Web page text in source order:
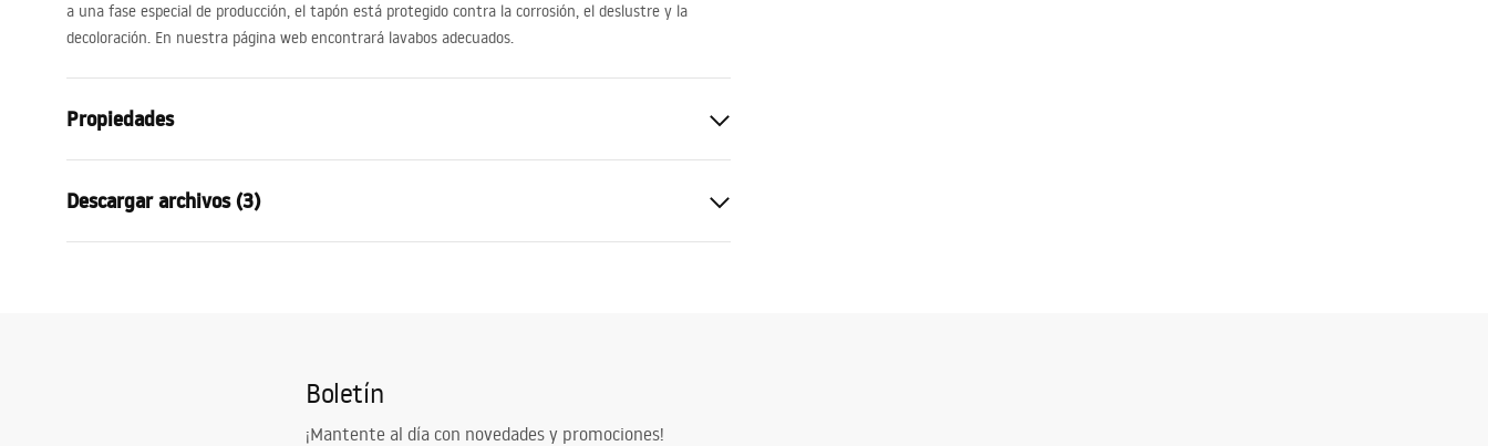
a una fase especial de producción, el tapón está protegido contra la corrosión, el deslustre y la
decoloración. En nuestra página web encontrará lavabos adecuados.
Propiedades
Material
Color
Titán
Descargar archivos (3)
Boletín
¡Mantente al día con novedades y promociones!